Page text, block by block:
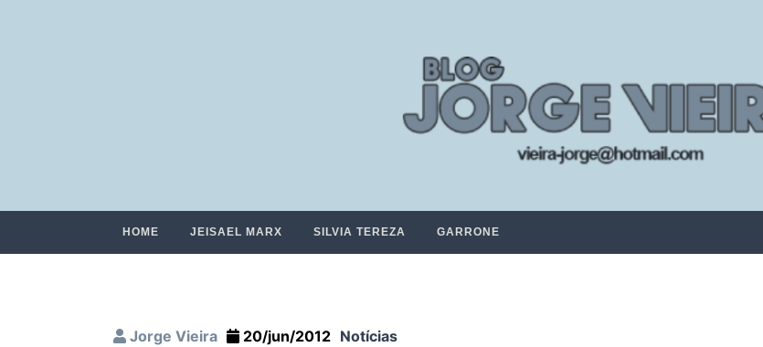
HOME JEISAEL MARX SILVIA TEREZA GARRONE
Jorge Vieira 20/jun/2012 Notícias